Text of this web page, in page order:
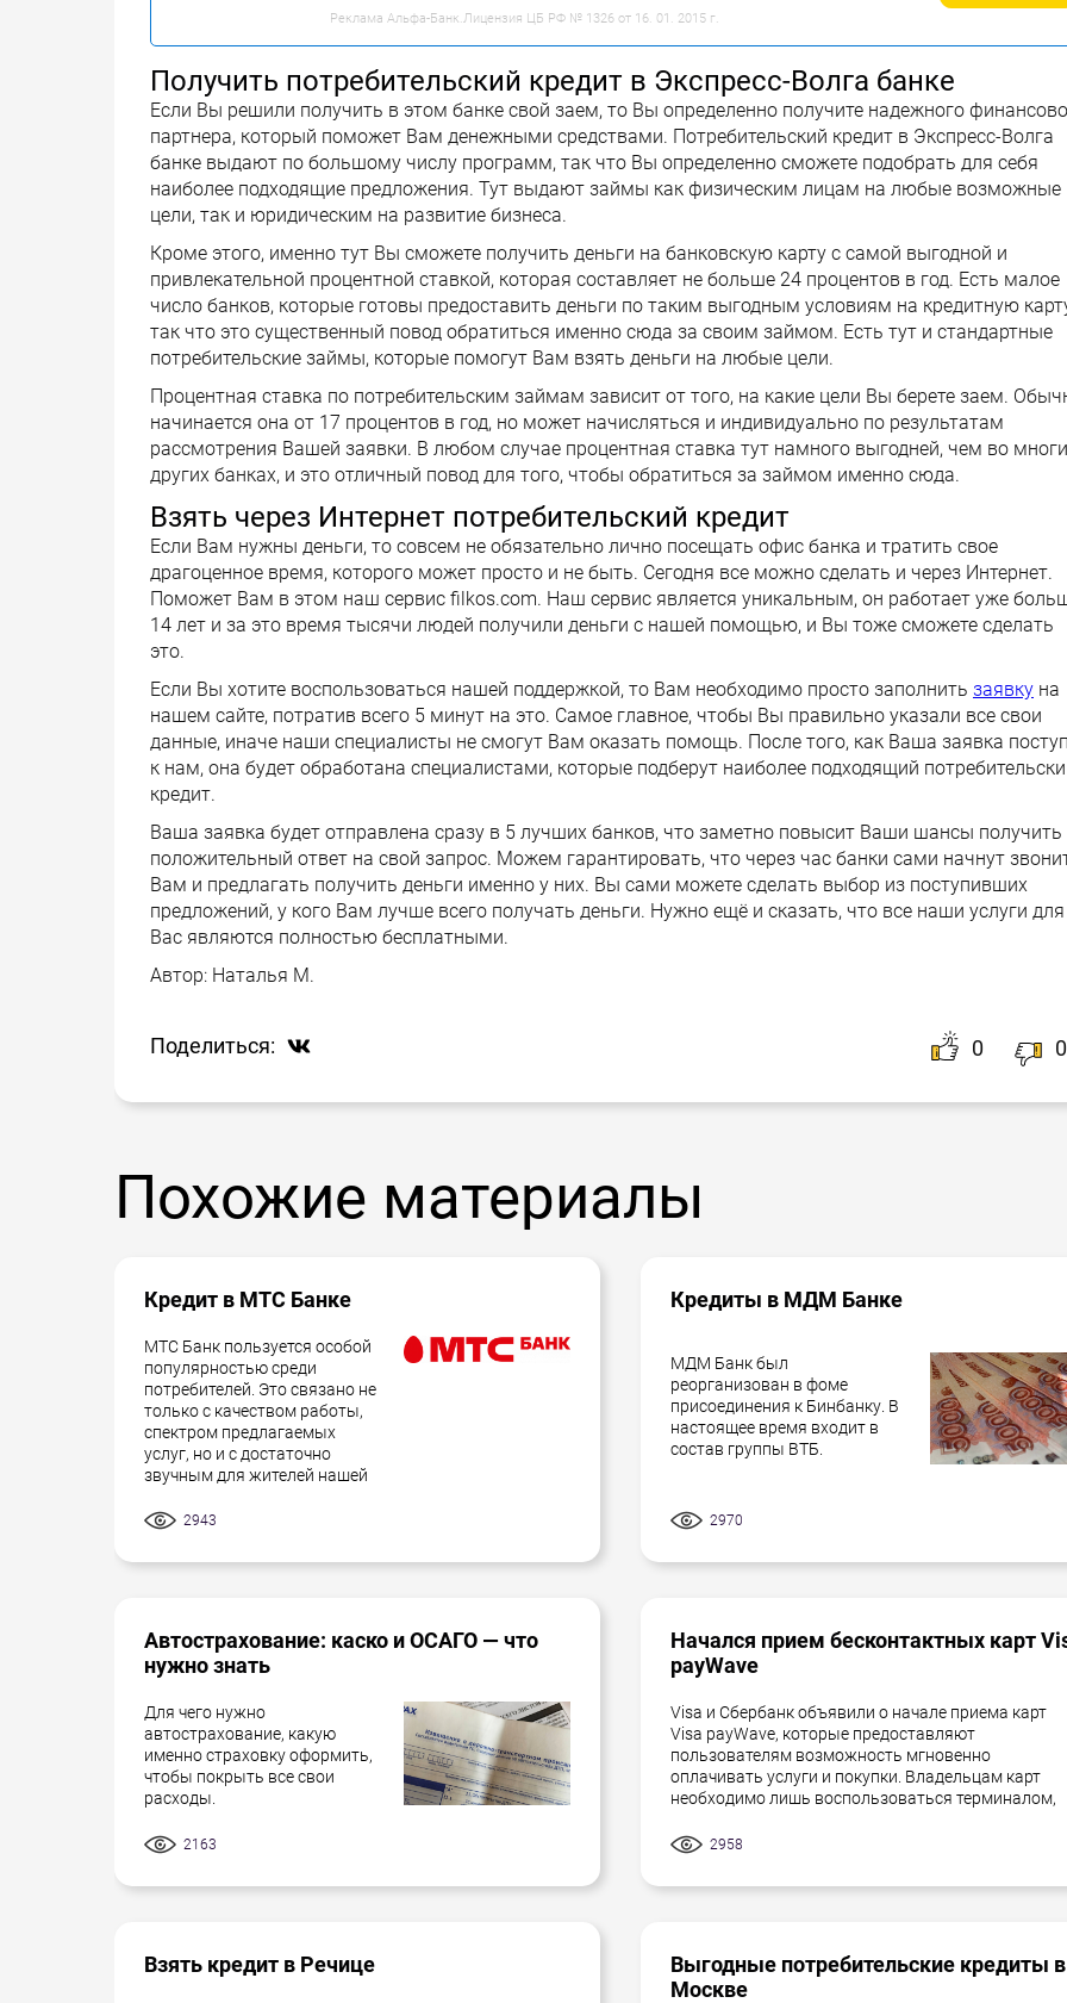
Реклама Альфа-Банк.Лицензия ЦБ РФ № 1326 от 16. 01. 2015 г.
Получить потребительский кредит в Экспресс-Волга банке
Если Вы решили получить в этом банке свой заем, то Вы определенно получите надежного
партнера, который поможет Вам денежными средствами. Потребительский кредит в Экспресс-Волга
банке выдают по большому числу программ, так что Вы определенно сможете подобрать для себя
наиболее подходящие предложения. Тут выдают займы как физическим лицам на любые возможные
цели, так и юридическим на развитие бизнеса.
Кроме этого, именно тут Вы сможете получить деньги на банковскую карту с самой выгодной и
привлекательной процентной ставкой, которая составляет не больше 24 процентов в год. Есть малое
число банков, которые готовы предоставить деньги по таким выгодным условиям на кредитную
так что это существенный повод обратиться именно сюда за своим займом. Есть тут и стандартные
потребительские займы, которые помогут Вам взять деньги на любые цели.
Процентная ставка по потребительским займам зависит от того, на какие цели Вы берете заем.
начинается она от 17 процентов в год, но может начисляться и индивидуально по результатам
рассмотрения Вашей заявки. В любом случае процентная ставка тут намного выгодней, чем во
других банках, и это отличный повод для того, чтобы обратиться за займом именно сюда.
Взять через Интернет потребительский кредит
Если Вам нужны деньги, то совсем не обязательно лично посещать офис банка и тратить свое
драгоценное время, которого может просто и не быть. Сегодня все можно сделать и через Интернет.
Поможет Вам в этом наш сервис filkos.com. Наш сервис является уникальным, он работает уже
14 лет и за это время тысячи людей получили деньги с нашей помощью, и Вы тоже сможете сделать
это.
Если Вы хотите воспользоваться нашей поддержкой, то Вам необходимо просто заполнить заявку на
нашем сайте, потратив всего 5 минут на это. Самое главное, чтобы Вы правильно указали все свои
данные, иначе наши специалисты не смогут Вам оказать помощь. После того, как Ваша заявка
к нам, она будет обработана специалистами, которые подберут наиболее подходящий
кредит.
Ваша заявка будет отправлена сразу в 5 лучших банков, что заметно повысит Ваши шансы получить
положительный ответ на свой запрос. Можем гарантировать, что через час банки сами начнут
Вам и предлагать получить деньги именно у них. Вы сами можете сделать выбор из поступивших
предложений, у кого Вам лучше всего получать деньги. Нужно ещё и сказать, что все наши услуги для
Вас являются полностью бесплатными.
Автор: Наталья М.
Поделиться: 0 0
Похожие материалы
Кредит в МТС Банке
МТС Банк пользуется особой
популярностью среди
потребителей. Это связано не
только с качеством работы,
спектром предлагаемых
услуг, но и с достаточно
звучным для жителей нашей
2943
Кредиты в МДМ Банке
МДМ Банк был
реорганизован в фоме
присоединения к Бинбанку. В
настоящее время входит в
состав группы ВТБ.
2970
Автострахование: каско и ОСАГО — что
нужно знать
Для чего нужно
автострахование, какую
именно страховку оформить,
чтобы покрыть все свои
расходы.
2163
Начался прием бесконтактных карт
payWave
Visa и Сбербанк объявили о начале приема карт
Visa payWave, которые предоставляют
пользователям возможность мгновенно
оплачивать услуги и покупки. Владельцам карт
необходимо лишь воспользоваться терминалом,
2958
Взять кредит в Речице
Выгодные потребительские кредиты в
Москве